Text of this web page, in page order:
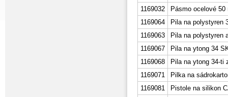
1169032
Pásmo ocelové 50
1169064
Pila na polystyren
1169063
Pila na polystyren
1169067
Pila na ytong 34
1169068
Pila na ytong 34-ti
1169071
Pilka na
1169081
Pistole na silikon